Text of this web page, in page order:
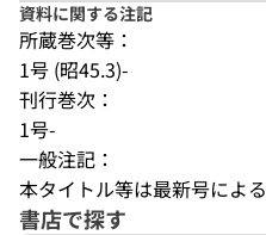
資料に関する注記
所蔵巻次等：
1号 (昭45.3)-
刊行巻次：
1号-
一般注記：
本タイトル等は最新号による
書店で探す